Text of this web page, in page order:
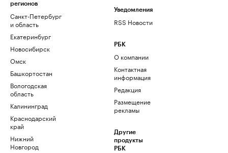
регионов
Санкт-Петербург
и область
Екатеринбург
Новосибирск
Омск
Башкортостан
Вологодская
область
Калининград
Краснодарский
край
Нижний
Новгород
Уведомления
RSS Новости
РБК
О компании
Контактная
информация
Редакция
Размещение
рекламы
Другие
продукты
РБК